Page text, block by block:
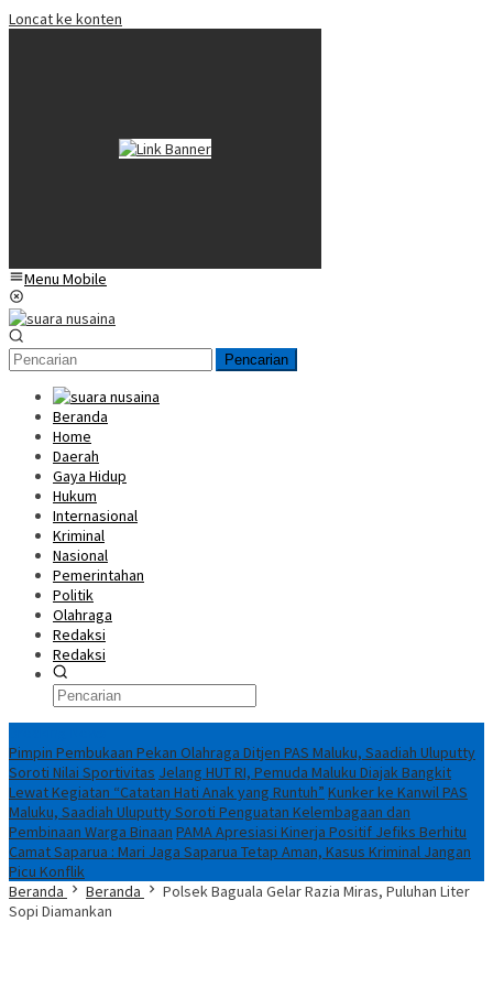
Loncat ke konten
Menu Mobile
Pencarian
Beranda
Home
Daerah
Gaya Hidup
Hukum
Internasional
Kriminal
Nasional
Pemerintahan
Politik
Olahraga
Redaksi
Redaksi
Pimpin Pembukaan Pekan Olahraga Ditjen PAS Maluku, Saadiah Uluputty
Soroti Nilai Sportivitas Jelang HUT RI, Pemuda Maluku Diajak Bangkit
Lewat Kegiatan “Catatan Hati Anak yang Runtuh” Kunker ke Kanwil PAS
Maluku, Saadiah Uluputty Soroti Penguatan Kelembagaan dan
Pembinaan Warga Binaan PAMA Apresiasi Kinerja Positif Jefiks Berhitu
Camat Saparua : Mari Jaga Saparua Tetap Aman, Kasus Kriminal Jangan
Picu Konflik
Beranda
Beranda
Polsek Baguala Gelar Razia Miras, Puluhan Liter
Sopi Diamankan